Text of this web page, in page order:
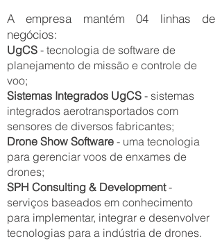
A empresa mantém 04 linhas de
negócios:
UgCS - tecnologia de software de
planejamento de missão e controle de
voo;
Sistemas Integrados UgCS - sistemas
integrados aerotransportados com
sensores de diversos fabricantes;
Drone Show Software - uma tecnologia
para gerenciar voos de enxames de
drones;
SPH Consulting & Development-
serviços baseados em conhecimento
para implementar, integrar e desenvolver
tecnologias para a indústria de drones.